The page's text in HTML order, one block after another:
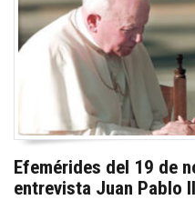
Efemérides del 19 de
entrevista Juan Pablo